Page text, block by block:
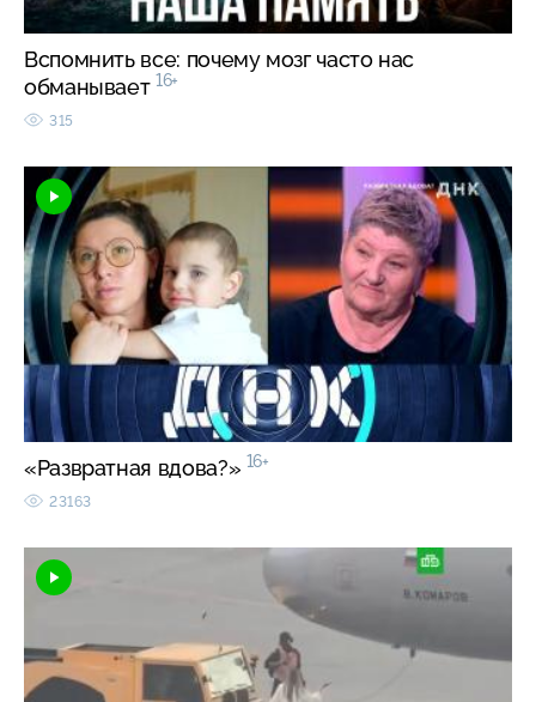
Вспомнить все: почему мозг часто нас
обманывает 16+
315
«Развратная вдова?» 16+
23163